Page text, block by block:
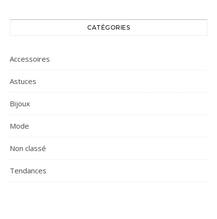
CATÉGORIES
Accessoires
Astuces
Bijoux
Mode
Non classé
Tendances